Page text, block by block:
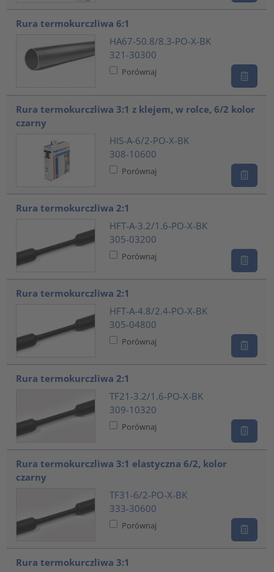
Rura termokurczliwa 6:1
HA67-50.8/8.3-PO-X-BK
321-30300
Porównaj
Rura termokurczliwa 3:1 z klejem, w rolce, 6/2 kolor
czarny
HIS-A-6/2-PO-X-BK
308-10600
Porównaj
Rura termokurczliwa 2:1
HFT-A-3.2/1.6-PO-X-BK
305-03200
Porównaj
Rura termokurczliwa 2:1
HFT-A-4.8/2.4-PO-X-BK
305-04800
Porównaj
Rura termokurczliwa 2:1
TF21-3.2/1.6-PO-X-BK
309-10320
Porównaj
Rura termokurczliwa 3:1 elastyczna 6/2, kolor
czarny
TF31-6/2-PO-X-BK
333-30600
Porównaj
Rura termokurczliwa 3:1